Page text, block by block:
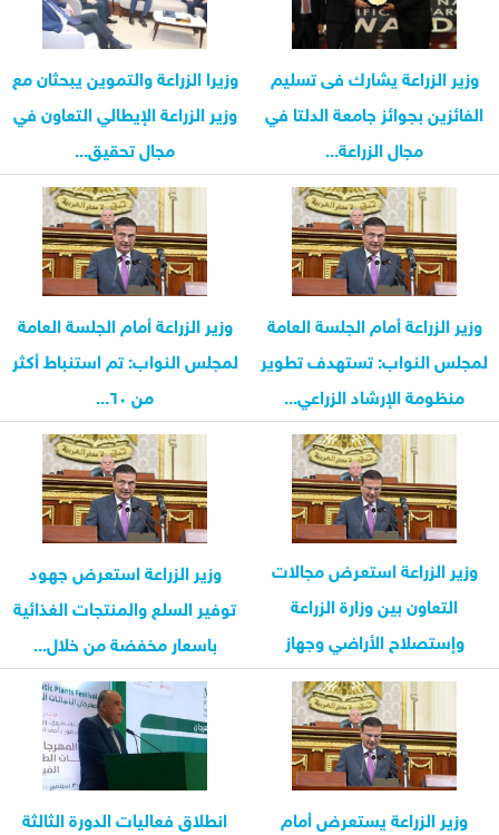
وزير الزراعة يشارك فى تسليم
الفائزين بجوائز جامعة الدلتا في
مجال الزراعة...
وزيرا الزراعة والتموين يبحثان مع
وزير الزراعة الإيطالي التعاون في
مجال تحقيق...
وزير الزراعة أمام الجلسة العامة
لمجلس النواب: تستهدف تطوير
منظومة الإرشاد الزراعي...
وزير الزراعة أمام الجلسة العامة
لمجلس النواب: تم استنباط أكثر
من ٦٠...
وزير الزراعة استعرض مجالات
التعاون بين وزارة الزراعة
وإستصلاح الأراضي وجهاز
مستقبل...
وزير الزراعة استعرض جهود
توفير السلع والمنتجات الغذائية
باسعار مخفضة من خلال...
وزير الزراعة يستعرض أمام
انطلاق فعاليات الدورة الثالثة